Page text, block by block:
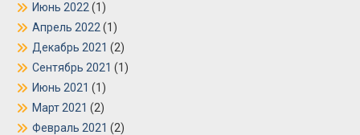
Июнь 2022 (1)
Апрель 2022 (1)
Декабрь 2021 (2)
Сентябрь 2021 (1)
Июнь 2021 (1)
Март 2021 (2)
Февраль 2021 (2)